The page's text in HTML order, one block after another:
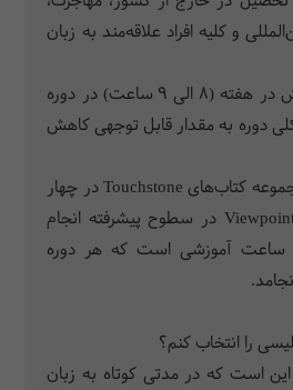
و کلیه افراد علاقه­‌مند به زبان
با افزایش ساعات آموزش در هفته (8 الی 9 ساعت) در دوره­‌
دوره­ به مقدار قابل توجهی کاهش
آموزش دوره­ فشرده با مجموعه کتاب‌­های Touchstone در چهار
سطح اول و کتاب­‌های Viewpoint در سطوح پیشرفته انجام
می‌­شود. طول دوره­ 70 ساعت آموزشی است که هر دوره
را انتخاب کنم؟
این است که در مدتی کوتاه به زبان